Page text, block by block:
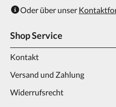
Oder über unser
Shop Service
Kontakt
Versand und Zahlung
Widerrufsrecht